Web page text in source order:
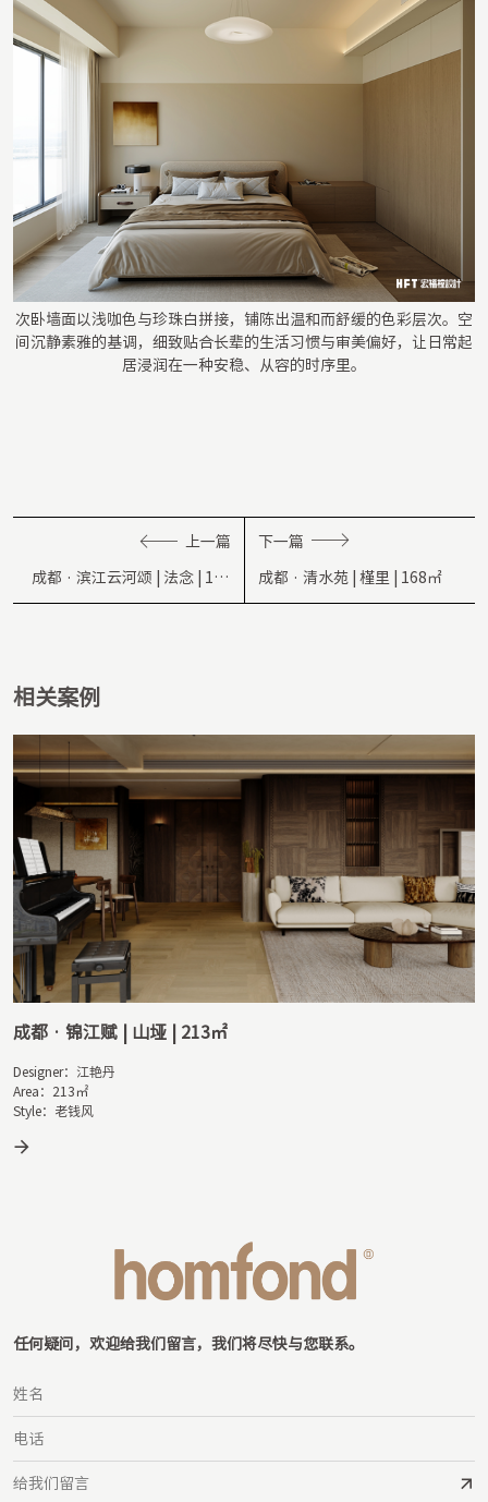
次卧墙面以浅咖色与珍珠白拼接，铺陈出温和而舒缓的色彩层次。空
间沉静素雅的基调，细致贴合长辈的生活习惯与审美偏好，让日常起
居浸润在一种安稳、从容的时序里。
上一篇
成都 · 滨江云河颂 | 法念 | 143
㎡
下一篇
成都 · 清水苑 | 槿里 | 168㎡
相关案例
成都 · 蔚蓝湖滨1号 | 珀光 | 265㎡
Designer：吴毅杰
Area：265㎡
Style：现代
任何疑问，欢迎给我们留言，我们将尽快与您联系。